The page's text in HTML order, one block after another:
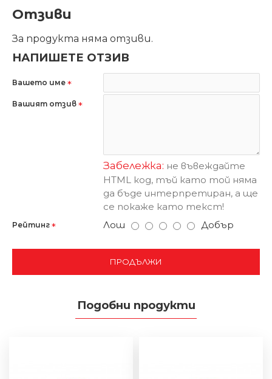
Отзиви
За продукта няма отзиви.
НАПИШЕТЕ ОТЗИВ
Вашето име
Вашият отзив
Забележка: не въвеждайте
HTML код, тъй като той няма
да бъде интерпретиран, а ще
се покаже като текст!
Рейтинг Лош Добър
ПРОДЪЛЖИ
Подобни продукти